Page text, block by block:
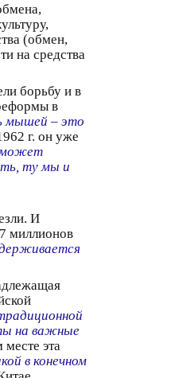
(обмен,
на средства
борьбу и в
в
мышей – это
г. он уже
может
ту мы и
И
миллионов
на важные
эта
в конечном